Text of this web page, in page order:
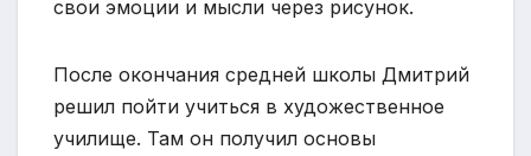
свои эмоции и мысли через рисунок.
После окончания средней школы Дмитрий
решил пойти учиться в художественное
училище. Там он получил основы